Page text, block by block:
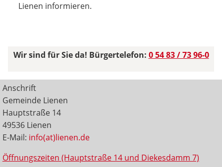
Lienen informieren.
Wir sind für Sie da! Bürgertelefon: 0 54 83 / 73 96-0
Anschrift
Gemeinde Lienen
Hauptstraße 14
49536 Lienen
E-Mail: info(at)lienen.de
Öffnungszeiten (Hauptstraße 14 und Diekesdamm 7)